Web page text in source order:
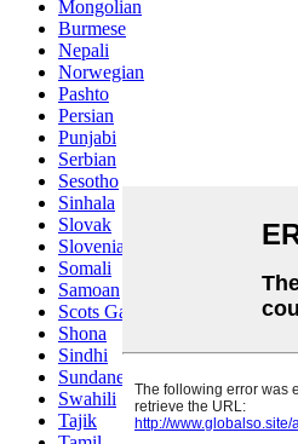
Mongolian
Burmese
Nepali
Norwegian
Pashto
Persian
Punjabi
Serbian
Sesotho
Sinhala
Slovak
Slovenian
Somali
Samoan
Scots Gaelic
Shona
Sindhi
Sundanese
Swahili
Tajik